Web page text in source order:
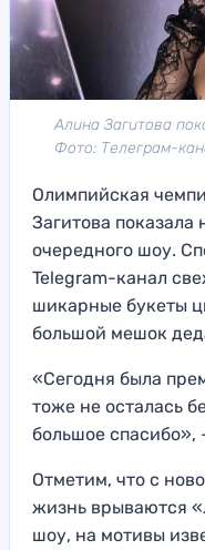
Алина Загитова
Фото: Телеграм-
Олимпийская
Загитова показала
очередного шоу.
Telegram-канал
шикарные букеты
большой мешок
«Сегодня была
тоже не осталась
большое спасибо»,
Отметим, что с
жизнь врываются
шоу, на мотивы